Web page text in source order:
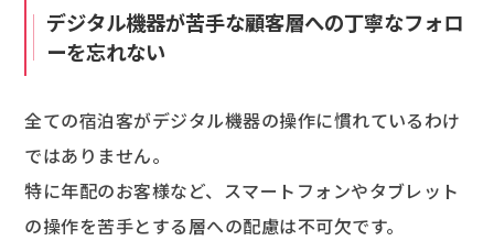
デジタル機器が苦手な顧客層への丁寧なフォロ
ーを忘れない
全ての宿泊客がデジタル機器の操作に慣れているわけ
ではありません。
特に年配のお客様など、スマートフォンやタブレット
の操作を苦手とする層への配慮は不可欠です。